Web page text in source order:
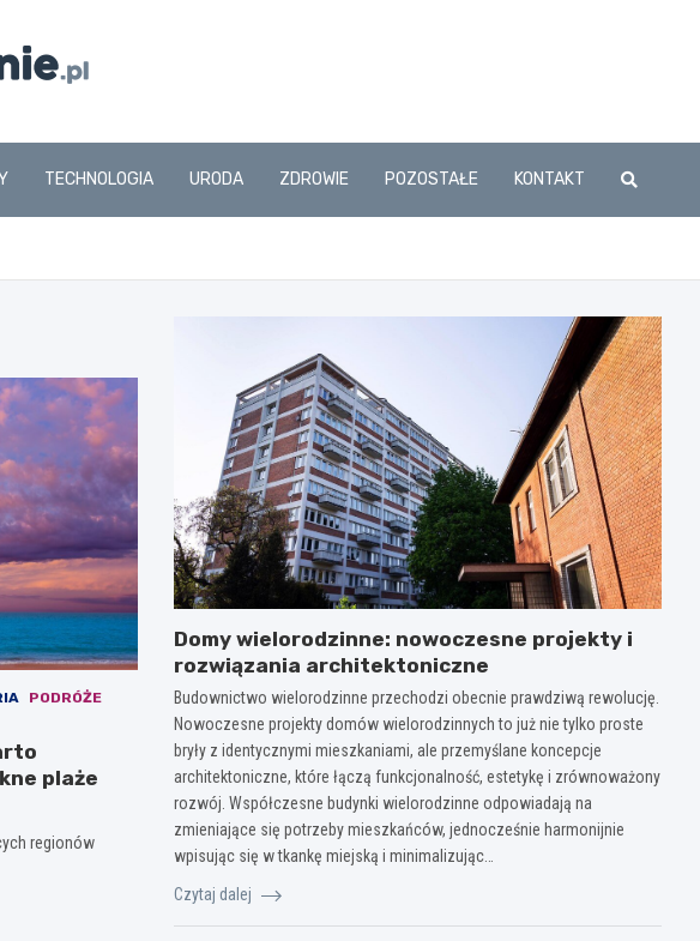
TECHNOLOGIA URODA ZDROWIE POZOSTAŁE KONTAKT
PODRÓŻE
plaże
regionów
Domy wielorodzinne: nowoczesne projekty i
rozwiązania architektoniczne
Budownictwo wielorodzinne przechodzi obecnie prawdziwą rewolucję.
Nowoczesne projekty domów wielorodzinnych to już nie tylko proste
bryły z identycznymi mieszkaniami, ale przemyślane koncepcje
architektoniczne, które łączą funkcjonalność, estetykę i zrównoważony
rozwój. Współczesne budynki wielorodzinne odpowiadają na
zmieniające się potrzeby mieszkańców, jednocześnie harmonijnie
wpisując się w tkankę miejską i minimalizując…
Czytaj dalej